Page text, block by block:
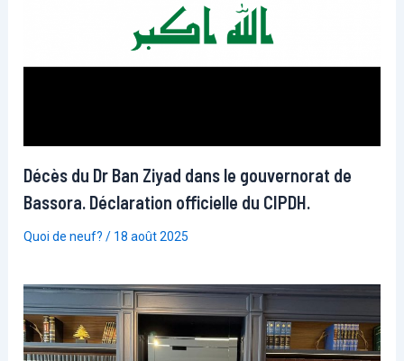
Décès du Dr Ban Ziyad dans le gouvernorat de
Bassora. Déclaration officielle du CIPDH.
Quoi de neuf? / 18 août 2025